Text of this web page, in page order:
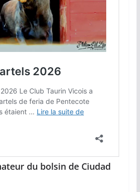
du bolsin de Ciudad